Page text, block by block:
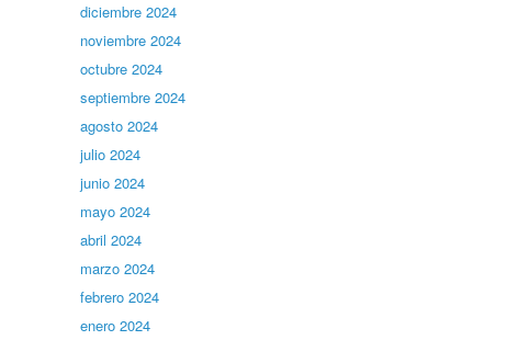
diciembre 2024
noviembre 2024
octubre 2024
septiembre 2024
agosto 2024
julio 2024
junio 2024
mayo 2024
abril 2024
marzo 2024
febrero 2024
enero 2024